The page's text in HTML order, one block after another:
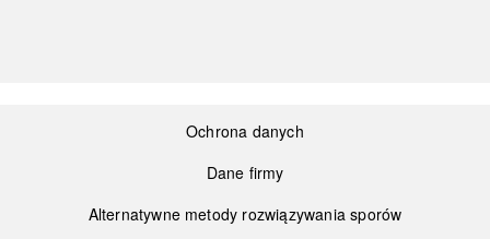
Ochrona danych
Dane firmy
Alternatywne metody rozwiązywania sporów